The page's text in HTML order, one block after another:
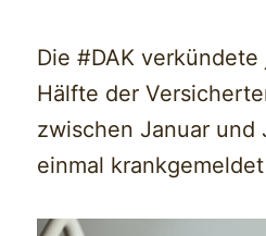
Die #DAK
Hälfte der
zwischen Januar und
einmal